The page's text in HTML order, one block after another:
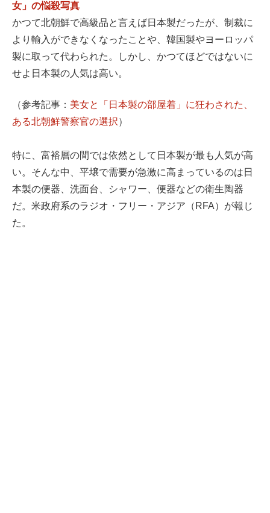
女」の悩殺写真
かつて北朝鮮で高級品と言えば日本製だったが、制裁に
より輸入ができなくなったことや、韓国製やヨーロッパ
製に取って代わられた。しかし、かつてほどではないに
せよ日本製の人気は高い。
（参考記事： 美女と「日本製の部屋着」に狂わされた、
ある北朝鮮警察官の選択）
特に、富裕層の間では依然として日本製が最も人気が高
い。そんな中、平壌で需要が急激に高まっているのは日
本製の便器、洗面台、シャワー、便器などの衛生陶器
だ。米政府系のラジオ・フリー・アジア（RFA）が報じ
た。